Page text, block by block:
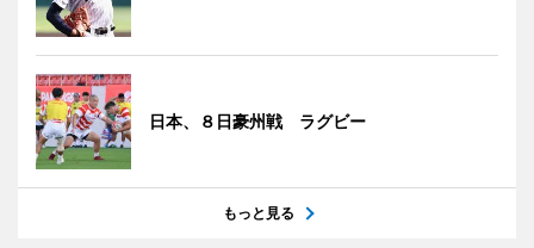
日本、８日豪州戦 ラグビー
もっと見る